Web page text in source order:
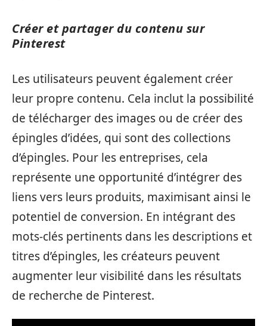
Créer et partager du contenu sur
Pinterest
Les utilisateurs peuvent également créer
leur propre contenu. Cela inclut la possibilité
de télécharger des images ou de créer des
épingles d’idées, qui sont des collections
d’épingles. Pour les entreprises, cela
représente une opportunité d’intégrer des
liens vers leurs produits, maximisant ainsi le
potentiel de conversion. En intégrant des
mots-clés pertinents dans les descriptions et
titres d’épingles, les créateurs peuvent
augmenter leur visibilité dans les résultats
de recherche de Pinterest.